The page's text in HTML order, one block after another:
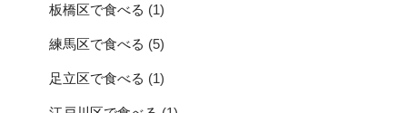
板橋区で食べる (1)
練馬区で食べる (5)
足立区で食べる (1)